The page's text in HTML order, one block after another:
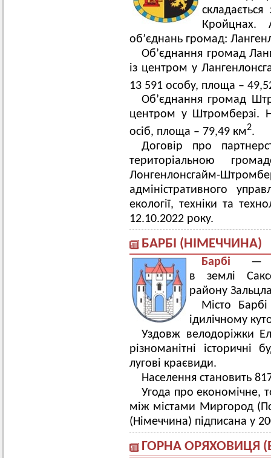
Кройцнах.
об’єднань громад:
Об’єднання громад
із центром у
13 591 особу, площа –
Об’єднання громад
центром у Штромберзі.
осіб, площа – 79,49 км2.
Договір про
територіальною
Лонгенлонсгайм-
адміністративного
екології, техніки та
12.10.2022 року.
БАРБІ (НІМЕЧЧИНА)
Барбі —
в землі
району
Місто
ідилічному
Уздовж велодоріжки
різноманітні історичні
лугові краєвиди.
Населення становить
Угода про економічне,
між містами Миргород
(Німеччина) підписана у
ГОРНА ОРЯХОВИЦЯ